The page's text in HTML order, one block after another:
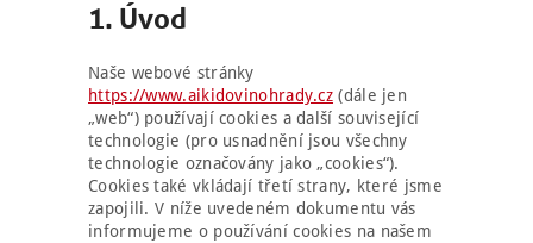
1. Úvod
Naše webové stránky
https://www.aikidovinohrady.cz (dále jen
„web“) používají cookies a další související
technologie (pro usnadnění jsou všechny
technologie označovány jako „cookies“).
Cookies také vkládají třetí strany, které jsme
zapojili. V níže uvedeném dokumentu vás
informujeme o používání cookies na našem